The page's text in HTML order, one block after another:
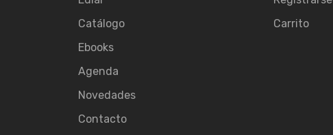
Catálogo
Ebooks
Agenda
Novedades
Contacto
Carrito